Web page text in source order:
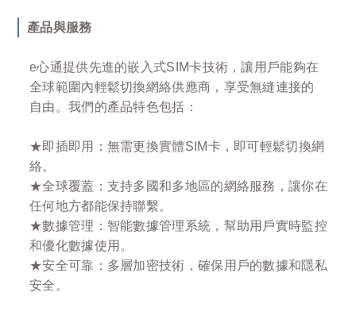
產品與服務
e心通提供先進的嵌入式SIM卡技術，讓用戶能夠在
全球範圍內輕鬆切換網絡供應商，享受無縫連接的
自由。我們的產品特色包括：
★即插即用：無需更換實體SIM卡，即可輕鬆切換網
絡。
★全球覆蓋：支持多國和多地區的網絡服務，讓你在
任何地方都能保持聯繫。
★數據管理：智能數據管理系統，幫助用戶實時監控
和優化數據使用。
★安全可靠：多層加密技術，確保用戶的數據和隱私
安全。